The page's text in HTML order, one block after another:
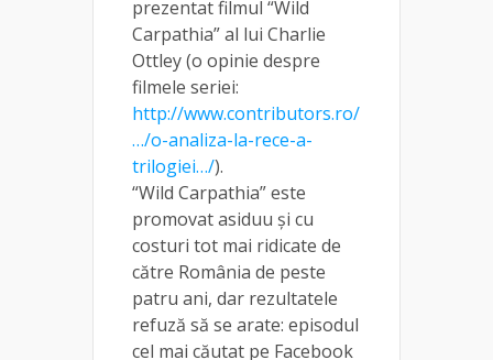
prezentat filmul “Wild
Carpathia” al lui Charlie
Ottley (o opinie despre
filmele seriei:
http://www.contributors.ro/
…/o-analiza-la-rece-a-
trilogiei…/).
“Wild Carpathia” este
promovat asiduu şi cu
costuri tot mai ridicate de
către România de peste
patru ani, dar rezultatele
refuză să se arate: episodul
cel mai căutat pe Facebook